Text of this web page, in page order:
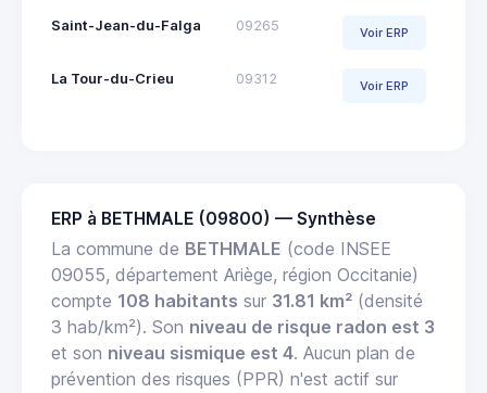
Saint-Jean-du-Falga 09265 Voir ERP
La Tour-du-Crieu 09312 Voir ERP
ERP à BETHMALE (09800) — Synthèse
La commune de BETHMALE (code INSEE
09055, département Ariège, région Occitanie)
compte 108 habitants sur 31.81 km² (densité
3 hab/km²). Son niveau de risque radon est 3
et son niveau sismique est 4. Aucun plan de
prévention des risques (PPR) n'est actif sur